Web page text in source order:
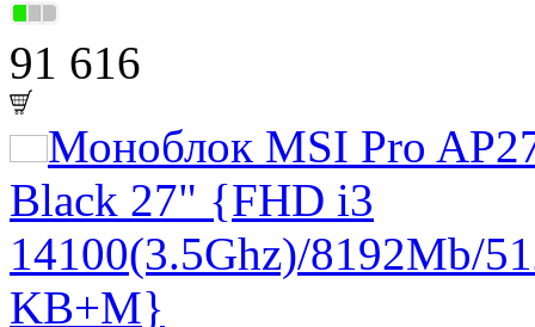
91 616
Моноблок MSI Pro
Black 27" {FHD i3
14100(3.5Ghz)/8192Mb/
KB+M}